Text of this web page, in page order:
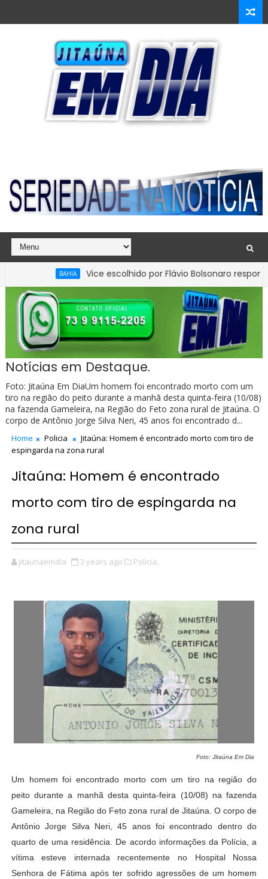
Vice escolhido por Flávio Bolsonaro responde
Notícias em Destaque.
Foto: Jitaúna Em DiaUm homem foi encontrado morto com um
tiro na região do peito durante a manhã desta quinta-feira (10/08)
na fazenda Gameleira, na Região do Feto zona rural de Jitaúna. O
corpo de Antônio Jorge Silva Neri, 45 anos foi encontrado d...
Home Policia
Jitaúna: Homem é encontrado morto com tiro de
espingarda na zona rural
Jitaúna: Homem é encontrado
morto com tiro de espingarda na
zona rural
jitaunaemdia 3 years ago Policia,
Foto: Jitaúna Em Dia
Um homem foi encontrado morto com um tiro na região do
peito durante a manhã desta quinta-feira (10/08) na fazenda
Gameleira, na Região do Feto zona rural de Jitaúna. O corpo de
Antônio Jorge Silva Neri, 45 anos foi encontrado dentro do
quarto de uma residência. De acordo informações da Polícia, a
vítima esteve internada recentemente no Hospital Nossa
Senhora de Fátima após ter sofrido agressões de um homem